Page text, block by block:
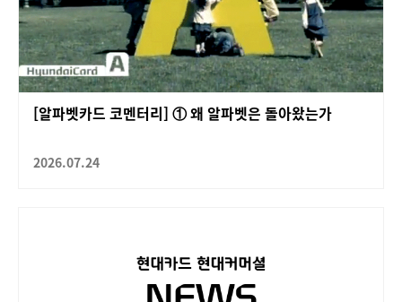
[알파벳카드 코멘터리] ① 왜 알파벳은 돌아왔는가
2026.07.24